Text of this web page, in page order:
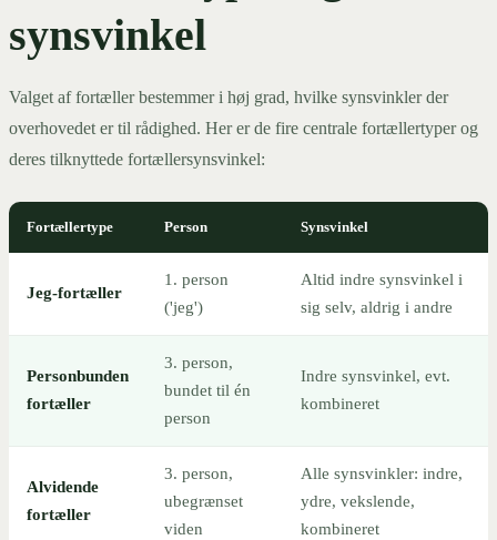
synsvinkel
Valget af fortæller bestemmer i høj grad, hvilke synsvinkler der
overhovedet er til rådighed. Her er de fire centrale fortællertyper og
deres tilknyttede fortællersynsvinkel:
Fortællertype Person Synsvinkel
Jeg-fortæller
1. person
('jeg')
Altid indre synsvinkel i
sig selv, aldrig i andre
Personbunden
fortæller
3. person,
bundet til én
person
Indre synsvinkel, evt.
kombineret
Alvidende
fortæller
3. person,
ubegrænset
viden
Alle synsvinkler: indre,
ydre, vekslende,
kombineret